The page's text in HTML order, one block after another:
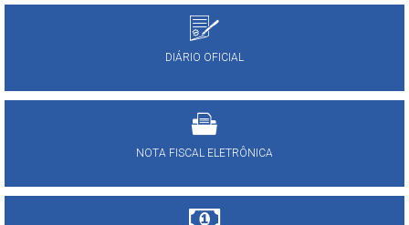
DIÁRIO OFICIAL
NOTA FISCAL ELETRÔNICA